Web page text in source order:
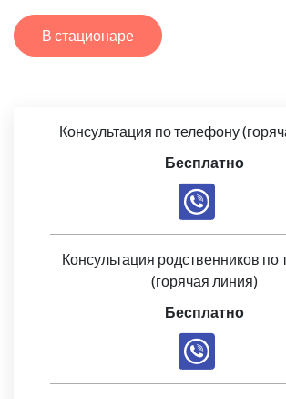
В стационаре
Консультация по телефону
Бесплатно
Консультация родственников по
(горячая линия)
Бесплатно